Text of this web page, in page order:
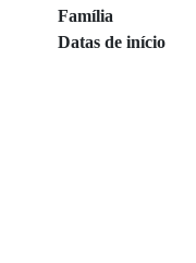
Família
Datas de início